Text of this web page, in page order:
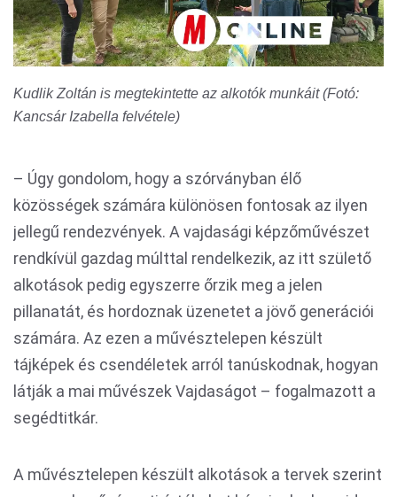
Kudlik Zoltán is megtekintette az alkotók munkáit (Fotó:
Kancsár Izabella felvétele)
– Úgy gondolom, hogy a szórványban élő
közösségek számára különösen fontosak az ilyen
jellegű rendezvények. A vajdasági képzőművészet
rendkívül gazdag múlttal rendelkezik, az itt születő
alkotások pedig egyszerre őrzik meg a jelen
pillanatát, és hordoznak üzenetet a jövő generációi
számára. Az ezen a művésztelepen készült
tájképek és csendéletek arról tanúskodnak, hogyan
látják a mai művészek Vajdaságot – fogalmazott a
segédtitkár.
A művésztelepen készült alkotások a tervek szerint